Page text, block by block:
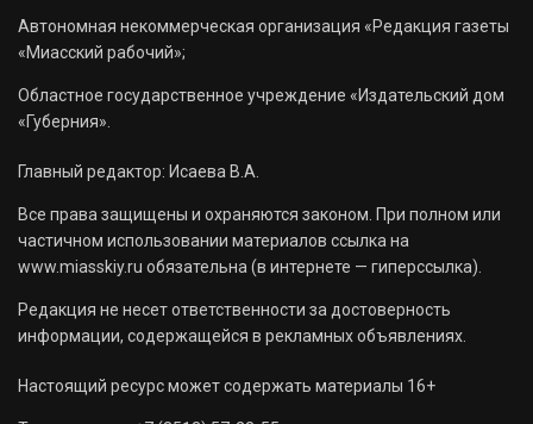
Автономная некоммерческая организация «Редакция газеты
«Миасский рабочий»;
Областное государственное учреждение «Издательский дом
«Губерния».
Главный редактор: Исаева В.А.
Все права защищены и охраняются законом. При полном или
частичном использовании материалов ссылка на
www.miasskiy.ru обязательна (в интернете — гиперссылка).
Редакция не несет ответственности за достоверность
информации, содержащейся в рекламных объявлениях.
Настоящий ресурс может содержать материалы 16+